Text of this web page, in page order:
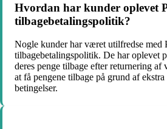
Hvordan har kunder oplevet
tilbagebetalingspolitik?
Nogle kunder har været utilfredse med
tilbagebetalingspolitik. De har oplevet
deres penge tilbage efter returnering af
at få pengene tilbage på grund af
betingelser.